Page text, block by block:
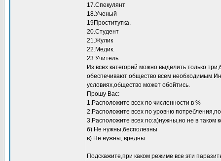
17.Спекулянт
18.Ученый
19Проститутка.
20.Студент
21.Жулик
22.Медик.
23.Учитель.
Из всех категорий можно выделить только
обеспечивают общество всем
условиях,общество может обойтись.
Прошу Вас:
1.Расположите всех по численности в %
2.Расположите всех по уровню
3.Расположите всех по:а)нужны,но не в таком
б) Не нужны,бесполезны
в) Не нужны, вредны
Подскажите,при каком режиме все эти